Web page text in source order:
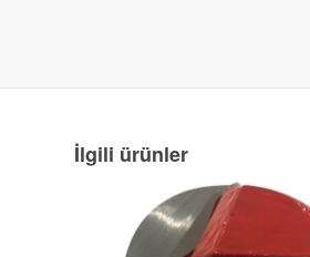
İlgili ürünler